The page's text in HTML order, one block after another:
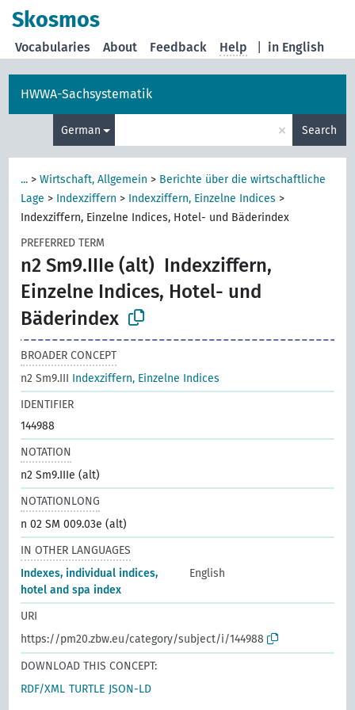
Skosmos
in English
Vocabularies About Feedback Help
HWWA-Sachsystematik
German × Search
... >Wirtschaft, Allgemein > Berichte über die wirtschaftliche
Lage > Indexziffern > Indexziffern, Einzelne Indices >
Indexziffern, Einzelne Indices, Hotel- und Bäderindex
PREFERRED TERM
n2 Sm9.IIIe (alt) Indexziffern,
Einzelne Indices, Hotel- und
Bäderindex
BROADER CONCEPT
n2 Sm9.III Indexziffern, Einzelne Indices
IDENTIFIER
144988
NOTATION
n2 Sm9.IIIe (alt)
NOTATIONLONG
n 02 SM 009.03e (alt)
IN OTHER LANGUAGES
Indexes, individual indices,
hotel and spa index
English
URI
https://pm20.zbw.eu/category/subject/i/144988
DOWNLOAD THIS CONCEPT:
RDF/XML TURTLE JSON-LD